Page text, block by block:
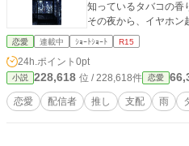
知っているタバコの香
その夜から、イヤホン
恋愛 連載中 ｼｮｰﾄｼｮｰﾄ R15
24h.ポイント 0pt
小説 228,618 位 / 228,618件 恋愛
恋愛 配信者 推し 支配 雨